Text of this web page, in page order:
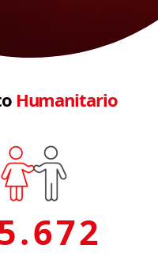
Humanitario